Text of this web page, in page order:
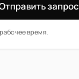
запрос
время.